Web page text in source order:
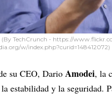
TechCrunch - https://
w/index.php?curid=148412072)
su CEO, Dario Amodei, la
estabilidad y la seguridad.